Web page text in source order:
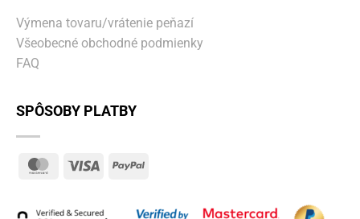
Výmena tovaru/vrátenie peňazí
Všeobecné obchodné podmienky
FAQ
SPÔSOBY PLATBY
MasterCard
Visa PayPal